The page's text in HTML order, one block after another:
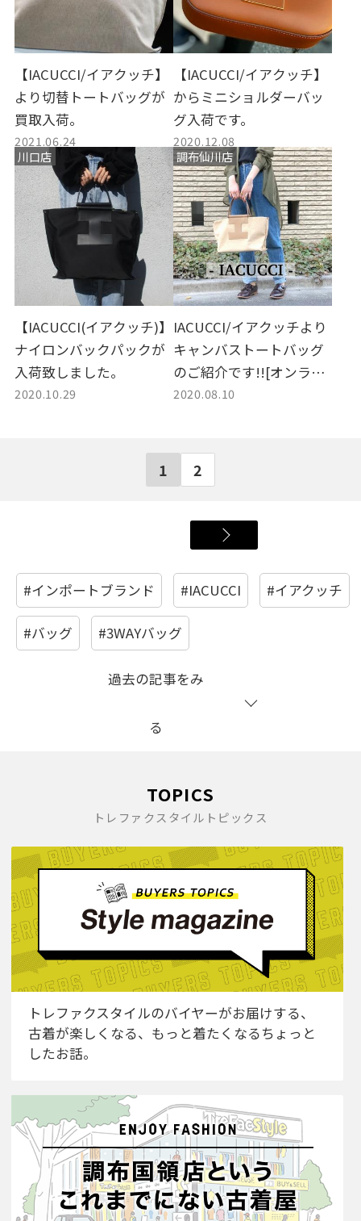
【IACUCCI/イアクッチ】
より切替トートバッグが
買取入荷。
2021.06.24
【IACUCCI/イアクッチ】
からミニショルダーバッ
グ入荷です。
2020.12.08
川口店
【IACUCCI(イアクッチ)】
ナイロンバックパックが
入荷致しました。
2020.10.29
調布仙川店
IACUCCI/イアクッチより
キャンバストートバッグ
のご紹介です!![オンライ
ンストアにて絶賛販売中]
2020.08.10
1 2
#インポートブランド #IACUCCI #イアクッチ
#バッグ #3WAYバッグ
過去の記事をみ
る
TOPICS
トレファクスタイルトピックス
トレファクスタイルのバイヤーがお届けする、
古着が楽しくなる、もっと着たくなるちょっと
したお話。